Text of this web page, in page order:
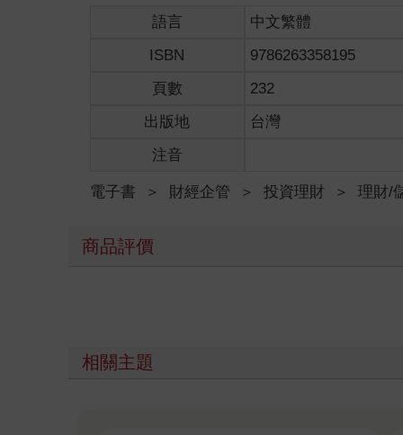
語言
中文繁體
ISBN
9786263358195
頁數
232
出版地
台灣
注音
電子書 ＞ 財經企管 ＞ 投資理財 ＞ 理財/
商品評價
相關主題